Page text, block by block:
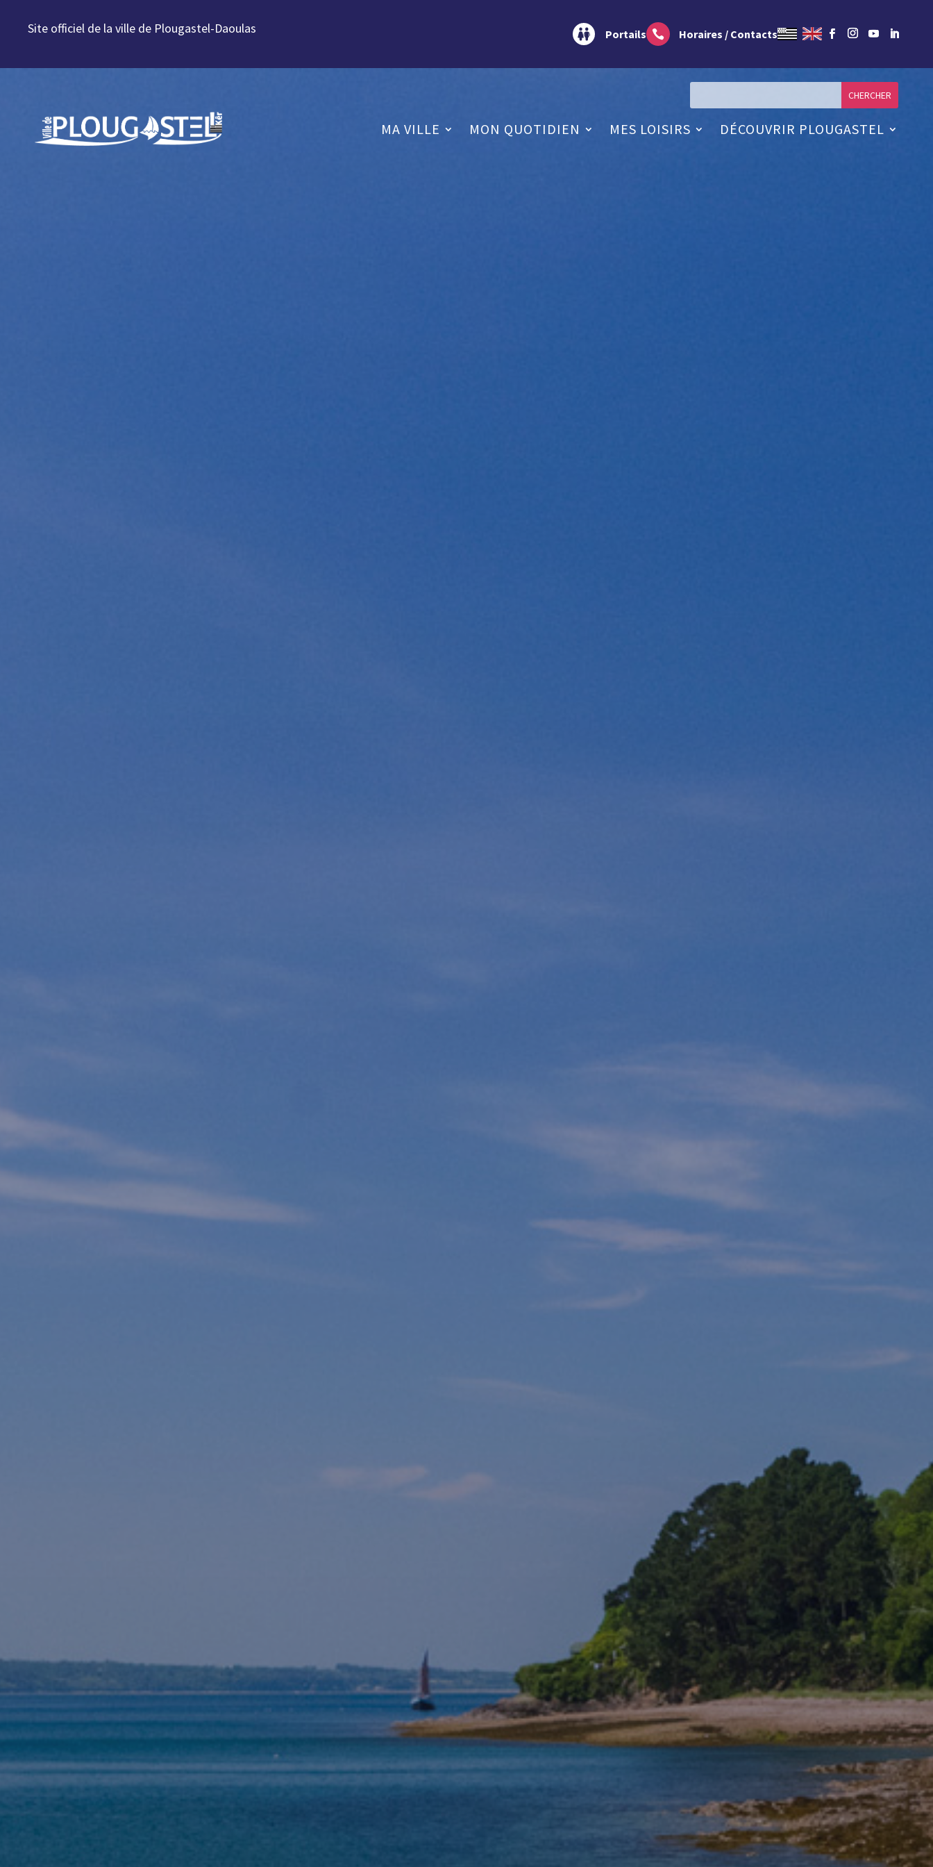
Aller à la navigation
Site officiel de la ville de Plougastel-Daoulas Portails  Horaires / Contacts
MA VILLE MON QUOTIDIEN MES LOISIRS DÉCOUVRIR PLOUGASTEL